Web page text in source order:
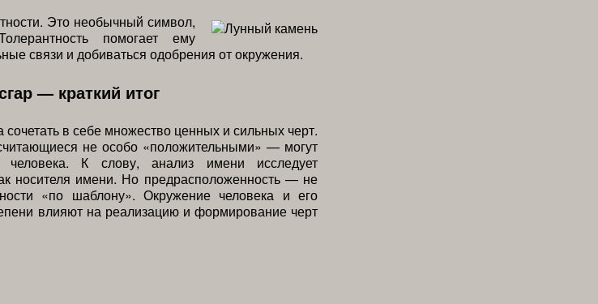
Это необычный символ,
помогает ему
связи и добиваться одобрения от окружения.
— краткий итог
в себе множество ценных и сильных черт.
не особо «положительными» — могут
К слову, анализ имени исследует
носителя имени. Но предрасположенность — не
«по шаблону». Окружение человека и его
влияют на реализацию и формирование черт